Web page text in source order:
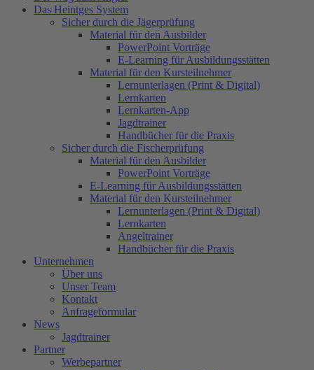
Das Heintges System
Sicher durch die Jägerprüfung
Material für den Ausbilder
PowerPoint Vorträge
E-Learning für Ausbildungsstätten
Material für den Kursteilnehmer
Lernunterlagen (Print & Digital)
Lernkarten
Lernkarten-App
Jagdtrainer
Handbücher für die Praxis
Sicher durch die Fischerprüfung
Material für den Ausbilder
PowerPoint Vorträge
E-Learning für Ausbildungsstätten
Material für den Kursteilnehmer
Lernunterlagen (Print & Digital)
Lernkarten
Angeltrainer
Handbücher für die Praxis
Unternehmen
Über uns
Unser Team
Kontakt
Anfrageformular
News
Jagdtrainer
Partner
Werbepartner